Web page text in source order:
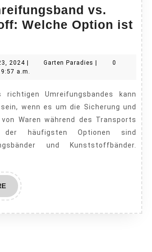
vs.
Welche Option ist
ist
besser?
2024September
23,
Garten Paradies Garten0
9:57 a.m.
wenn es um die Sicherung und
Waren während des Transports
häufigsten Optionen sind
und Kunststoffbänder.
READ
MORE